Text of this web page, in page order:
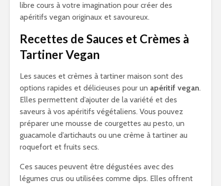
libre cours à votre imagination pour créer des
apéritifs vegan originaux et savoureux.
Recettes de Sauces et Crèmes à
Tartiner Vegan
Les sauces et crèmes à tartiner maison sont des
options rapides et délicieuses pour un apéritif vegan.
Elles permettent d’ajouter de la variété et des
saveurs à vos apéritifs végétaliens. Vous pouvez
préparer une mousse de courgettes au pesto, un
guacamole d’artichauts ou une crème à tartiner au
roquefort et fruits secs.
Ces sauces peuvent être dégustées avec des
légumes crus ou utilisées comme dips. Elles offrent